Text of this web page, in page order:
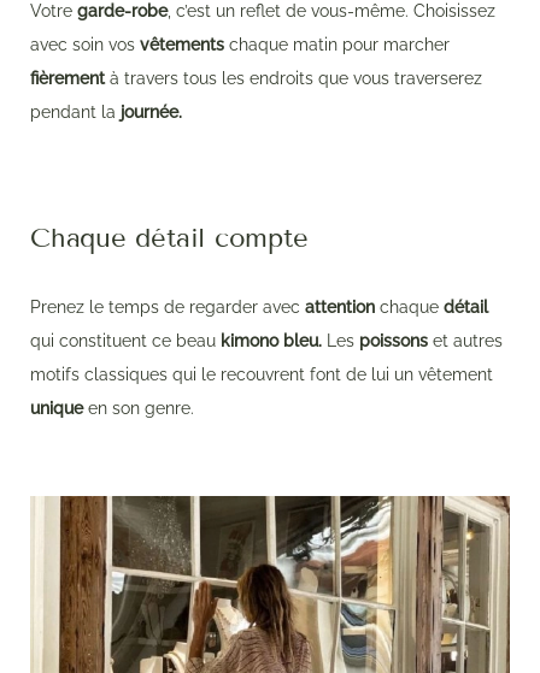
Votre garde-robe, c’est un reflet de vous-même. Choisissez
avec soin vos vêtements chaque matin pour marcher
fièrementà travers tous les endroits que vous traverserez
pendant la journée.
Chaque détail compte
Prenez le temps de regarder avec attention chaque détail
qui constituent ce beau kimono bleu. Les poissons et autres
motifs classiques qui le recouvrent font de lui un vêtement
uniqueen son genre.